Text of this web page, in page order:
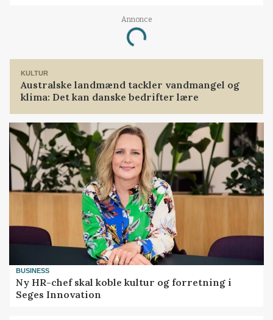
Annonce
Loading...
KULTUR
Australske landmænd tackler vandmangel og
klima: Det kan danske bedrifter lære
BUSINESS
Ny HR-chef skal koble kultur og forretning i
Seges Innovation